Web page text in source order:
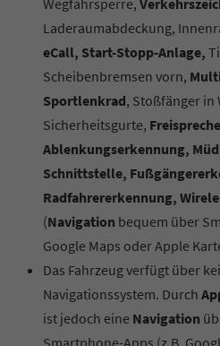
Laderaumabdeckung,
eCall, Start-Stopp-Anlage,
Scheibenbremsen vorn,
Sportlenkrad, Stoßfänger in
Sicherheitsgurte,
Ablenkungserkennung,
Schnittstelle,
Radfahrererkennung,
(Navigation bequem über
Google Maps oder Apple
Das Fahrzeug verfügt über
Navigationssystem. Durch
ist jedoch eine Navigation
Smartphone-Apps (z.B.